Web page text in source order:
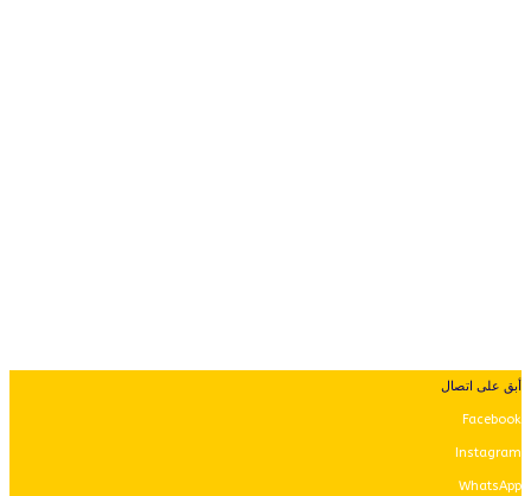
أبق على اتصال
Facebook
Instagram
WhatsApp